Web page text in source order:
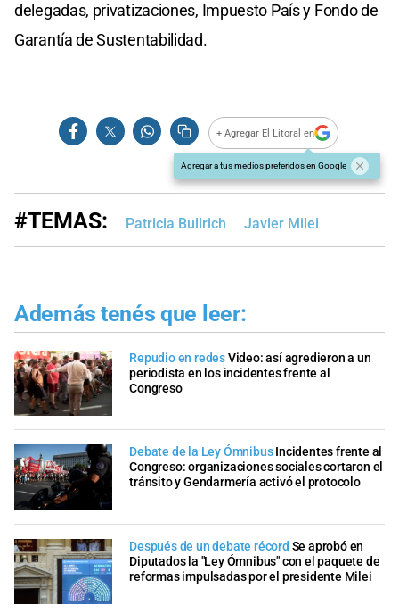
delegadas, privatizaciones, Impuesto País y Fondo de
Garantía de Sustentabilidad.
+ Agregar El Litoral en
Agregar a tus medios preferidos en Google
#TEMAS: Patricia Bullrich Javier Milei
Además tenés que leer:
Repudio en redesVideo: así agredieron a un
periodista en los incidentes frente al
Congreso
Debate de la Ley Ómnibus Incidentes frente al
Congreso: organizaciones sociales cortaron el
tránsito y Gendarmería activó el protocolo
Después de un debate récord Se aprobó en
Diputados la "Ley Ómnibus" con el paquete de
reformas impulsadas por el presidente Milei